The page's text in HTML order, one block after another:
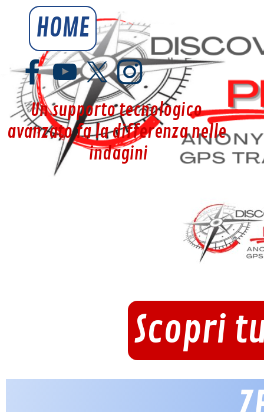
Vai ai contenuti
YouSpy.it
HOME
Un supporto tecnologico
avanzato fa la differenza nelle
indagini
Scopri